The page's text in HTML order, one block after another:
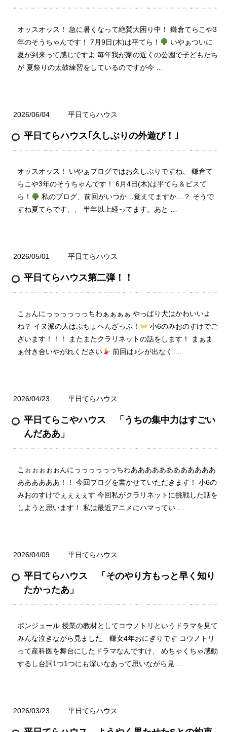
オッスオッス！ 急に暑くなって絶賛大困り中！ 鎌倉てらこや3
年のそうちゃんです！ 7月9日(木)は平てら！
いやぁついに
夏が到来って感じですよ 毎年我が家の近くの公園で子どもたち
が 夏祭りの太鼓練習をしているのですが今 …
2026/06/04 平日てらハウス
平日てらハウス｢久しぶりの外遊び！｣
オッスオッス！ いやぁブログではお久しぶりですね、 鎌倉て
らこや3年のそうちゃんです！ 6月4日(木)は平てら＆ビスて
ら！
私のブログ、前回がいつか…覚えてますか…？ そうで
すね夏てらです、、 半年以上経ってます。あと …
2026/05/01 平日てらハウス
平日てらハウス第二弾！！
こぉんにっっっっっっちわぁぁぁぁ やっぱり犬はかわいいよ
ね？ イヌ派の人はぷちょへんざっぷ！
小6のみおのすけでご
ざいます！！！ またまたクラリネットの話をします！ まぁま
ぁ付き合いやがれください
前回は♪シが出なく …
2026/04/23 平日てらハウス
平日てらこやハウス 「うちの集中力はすごい
んだああ」
こぉぉぉぉぉんにっっっっっっちわああああああああああああ
ああああああ！！ 今回ブログを書かせていただきます！ 小6の
みおのすけでぇぇぇぇす 今回私がクラリネットに挑戦した話を
しようと思います！ 私は最近アニメにハマってい …
2026/04/09 平日てらハウス
平日てらハウス 「そのやり方もっと早く知り
たかったあ」
ボンジュール 授業の教材としてコウノトリというドラマを見て
みんな泣きながら見ました 鎌女4年おにぎりです コウノトリ
って産科医を舞台にしたドラマなんですけ、 めちゃくちゃ感動
するし台詞1つ1つにも深いなあって思いながら見 …
2026/03/23 平日てらハウス